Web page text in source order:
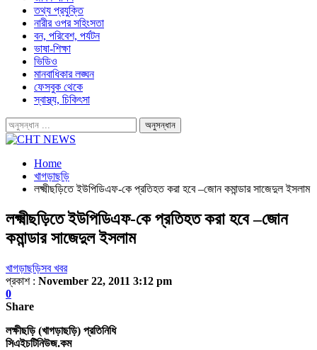
তথ্য প্রযুক্তি
নারীর ওপর সহিংসতা
বন, পরিবেশ, পর্যটন
ভাষা-শিক্ষা
ভিডিও
মানবাধিকার লঙ্ঘন
ফেসবুক থেকে
স্বাস্থ্য, চিকিৎসা
Home
খাগড়াছড়ি
লক্ষ্মীছড়িতে ইউপিডিএফ-কে প্রতিহত করা হবে –জোন কমান্ডার সাজেদুল ইসলাম
লক্ষ্মীছড়িতে ইউপিডিএফ-কে প্রতিহত করা হবে –জোন
কমান্ডার সাজেদুল ইসলাম
খাগড়াছড়িসব খবর
প্রকাশ : November 22, 2011 3:12 pm
0
Share
লক্ষীছড়ি (খাগড়াছড়ি) প্রতিনিধি
সিএইচটিনিউজ.কম